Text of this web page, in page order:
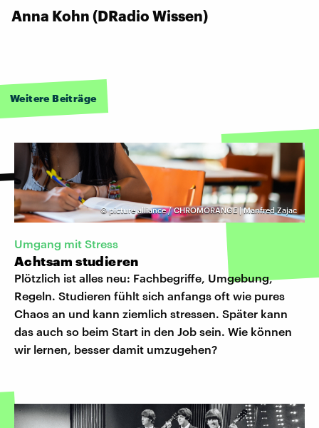
Anna Kohn (DRadio Wissen)
Weitere Beiträge
©picture alliance / CHROMORANGE | Manfred Zajac
Umgang mit Stress
Achtsam studieren
Plötzlich ist alles neu: Fachbegriffe, Umgebung,
Regeln. Studieren fühlt sich anfangs oft wie pures
Chaos an und kann ziemlich stressen. Später kann
das auch so beim Start in den Job sein. Wie können
wir lernen, besser damit umzugehen?